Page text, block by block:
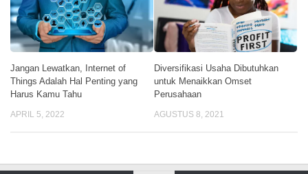
Jangan Lewatkan, Internet of
Things Adalah Hal Penting yang
Harus Kamu Tahu
APRIL 5, 2022
Diversifikasi Usaha Dibutuhkan
untuk Menaikkan Omset
Perusahaan
AGUSTUS 8, 2021